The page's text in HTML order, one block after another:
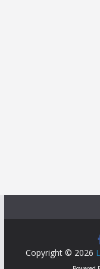
Copyright © 2026